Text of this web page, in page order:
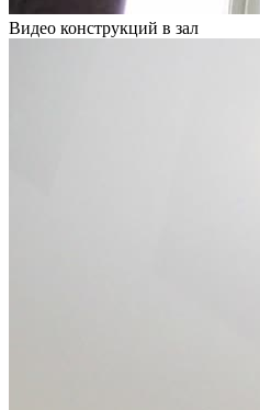
Видео конструкций в зал